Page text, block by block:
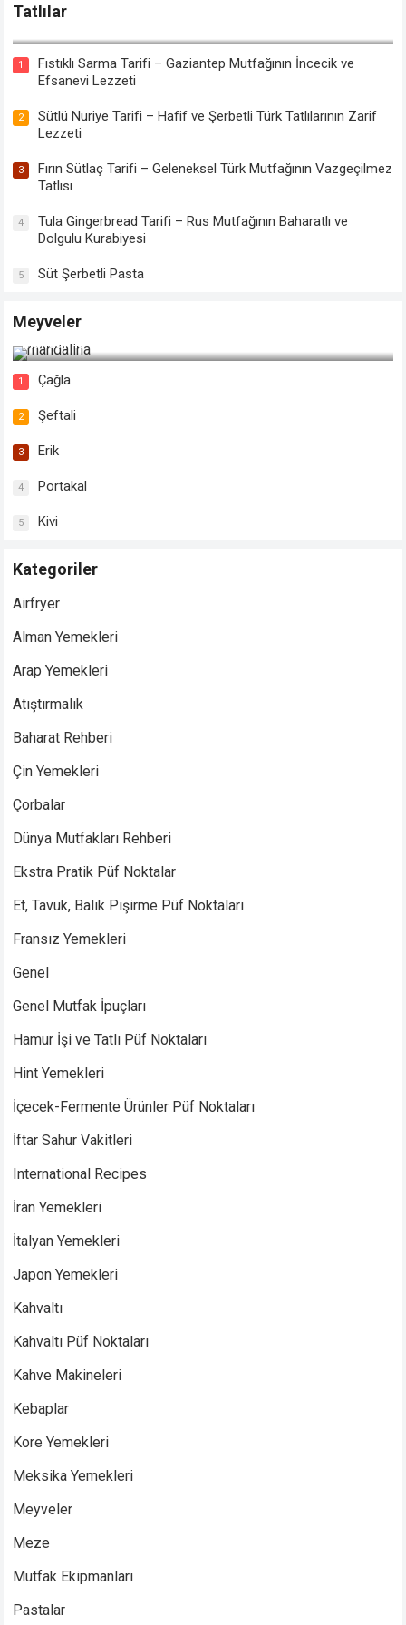
Tatlılar
1
Fıstıklı Sarma Tarifi – Gaziantep Mutfağının İncecik ve
Efsanevi Lezzeti
2
Sütlü Nuriye Tarifi – Hafif ve Şerbetli Türk Tatlılarının Zarif
Lezzeti
3
Fırın Sütlaç Tarifi – Geleneksel Türk Mutfağının Vazgeçilmez
Tatlısı
4
Tula Gingerbread Tarifi – Rus Mutfağının Baharatlı ve
Dolgulu Kurabiyesi
5 Süt Şerbetli Pasta
Meyveler
Mandalina
1 Çağla
2 Şeftali
3 Erik
4 Portakal
5 Kivi
Kategoriler
Airfryer
Alman Yemekleri
Arap Yemekleri
Atıştırmalık
Baharat Rehberi
Çin Yemekleri
Çorbalar
Dünya Mutfakları Rehberi
Ekstra Pratik Püf Noktalar
Et, Tavuk, Balık Pişirme Püf Noktaları
Fransız Yemekleri
Genel
Genel Mutfak İpuçları
Hamur İşi ve Tatlı Püf Noktaları
Hint Yemekleri
İçecek-Fermente Ürünler Püf Noktaları
İftar Sahur Vakitleri
International Recipes
İran Yemekleri
İtalyan Yemekleri
Japon Yemekleri
Kahvaltı
Kahvaltı Püf Noktaları
Kahve Makineleri
Kebaplar
Kore Yemekleri
Meksika Yemekleri
Meyveler
Meze
Mutfak Ekipmanları
Pastalar